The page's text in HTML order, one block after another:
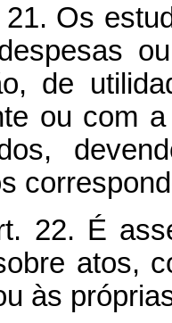
Os
de
ou com
É
atos,
às